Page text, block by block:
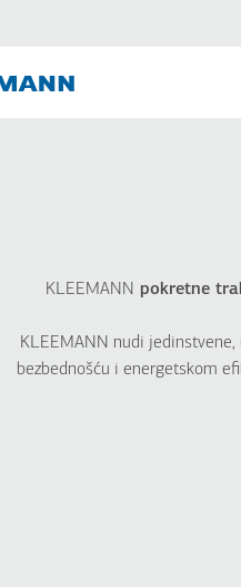
KLEEMANN pokretne
KLEEMANN nudi
bezbednošću i energetskom